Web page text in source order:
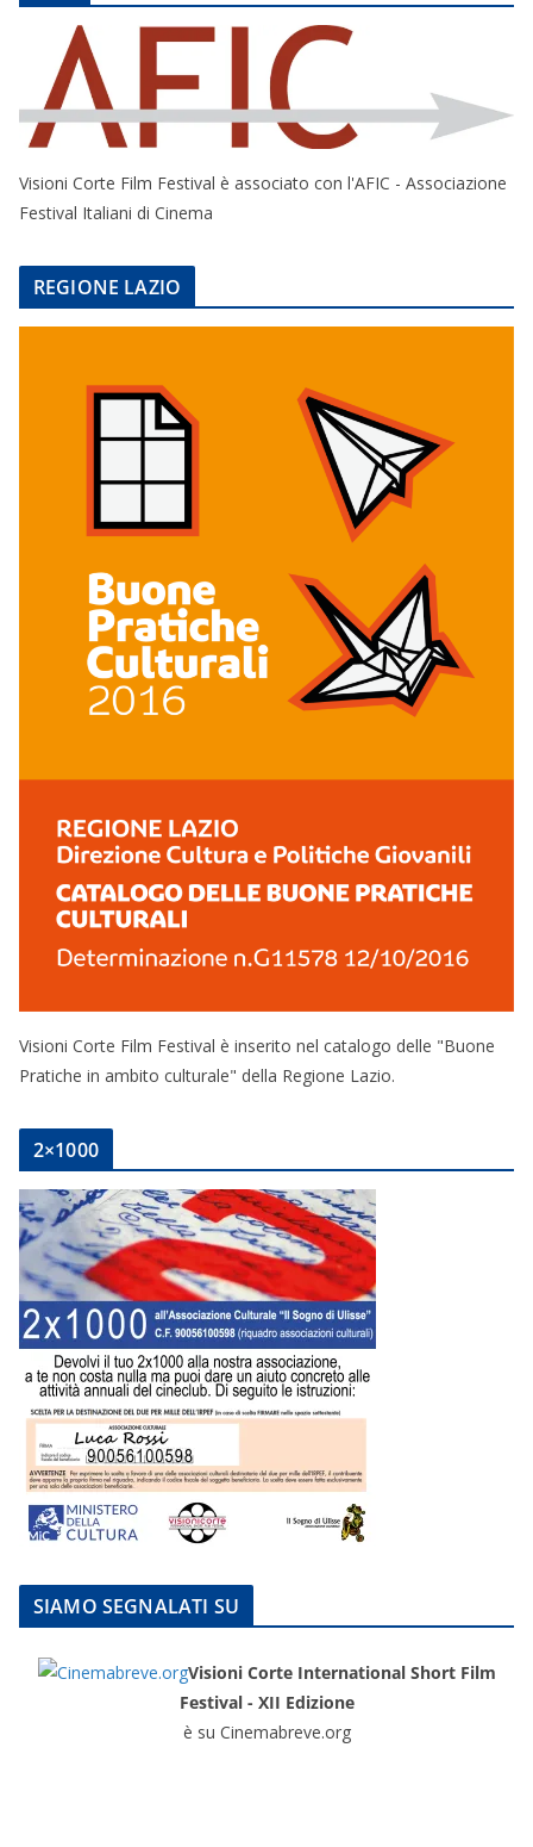
Visioni Corte Film Festival è associato con l'AFIC - Associazione
Festival Italiani di Cinema
REGIONE LAZIO
Visioni Corte Film Festival è inserito nel catalogo delle "Buone
Pratiche in ambito culturale" della Regione Lazio.
2×1000
SIAMO SEGNALATI SU
Visioni Corte International Short Film
Festival - XII Edizione
è su Cinemabreve.org